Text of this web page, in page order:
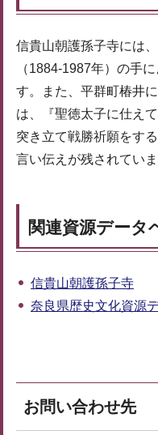
信貴山朝護孫子寺には
（1884-1987年）の手
す。また、平群町椿井
は、『聖徳太子に仕え
突き立て戦勝祈願をす
言い伝えが残されていま
関連資源データ
信貴山朝護孫子寺
奈良県歴史文化資源
お問い合わせ先